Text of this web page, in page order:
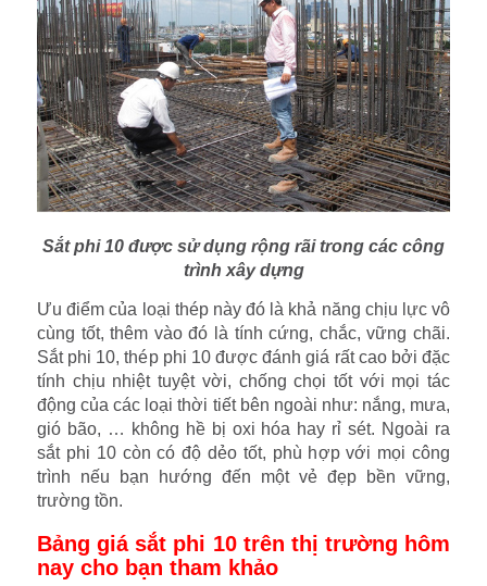
Sắt phi 10 được sử dụng rộng rãi trong các công
trình xây dựng
Ưu điểm của loại thép này đó là khả năng chịu lực vô
cùng tốt, thêm vào đó là tính cứng, chắc, vững chãi.
Sắt phi 10, thép phi 10 được đánh giá rất cao bởi đặc
tính chịu nhiệt tuyệt vời, chống chọi tốt với mọi tác
động của các loại thời tiết bên ngoài như: nắng, mưa,
gió bão, … không hề bị oxi hóa hay rỉ sét. Ngoài ra
sắt phi 10 còn có độ dẻo tốt, phù hợp với mọi công
trình nếu bạn hướng đến một vẻ đẹp bền vững,
trường tồn.
Bảng giá sắt phi 10 trên thị trường hôm
nay cho bạn tham khảo